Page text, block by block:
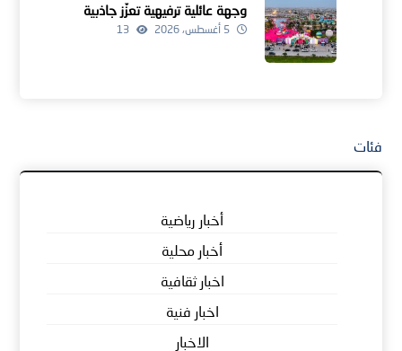
وجهة عائلية ترفيهية تعزّز جاذبية
موسم خريف ظفار
5 أغسطس، 2026 13
فئات
أخبار رياضية
أخبار محلية
اخبار ثقافية
اخبار فنية
الاخبار